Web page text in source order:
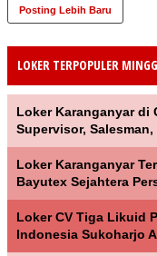
Posting Lebih Baru
LOKER TERPOPULER
Loker Karanganyar di
Supervisor,
Loker Karanganyar
Bayutex Sejahtera
Loker CV Tiga Likuid
Indonesia Sukoharjo